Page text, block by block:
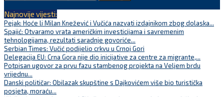
Najnovije vijesti:
Pejak: Hoće li Milan Knežević i Vučića nazvati izdajnikom zbog dolaska...
Spajić: Otvaramo vrata američkim investicijama i savremenim
tehnologijama, rezultati saradnje govoriće...
Serbian Times: Vučić podijelio crkvu u Crnoj Gori
Delegacija EU: Crna Gora nije dio inicijative za centre za migrante,...
Potpisan ugovor za prvu fazu stambenog projekta na Veljem brdu
vrijednu...
Danski političar: Obilazak skupštine s Dajkovićem više bio turistička
posjeta, moraću...